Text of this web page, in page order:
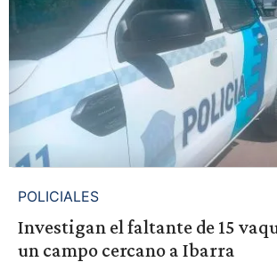
POLICIALES
Investigan el faltante de 15
un campo cercano a Ibarra